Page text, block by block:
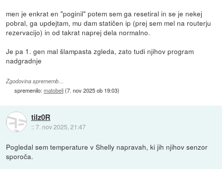
men je enkrat en "poginil" potem sem ga resetiral in se je nekej
pobral, ga updejtam, mu dam statičen ip (prej sem mel na routerju
rezervacijo) in od takrat naprej dela normalno.
Je pa 1. gen mal šlampasta zgleda, zato tudi njihov program
nadgradnje
Zgodovina sprememb…
spremenilo:matobeli(7. nov 2025 ob 19:03)
tilz0R
::7. nov 2025, 21:47
Pogledal sem temperature v Shelly napravah, ki jih njihov senzor
sporoča.